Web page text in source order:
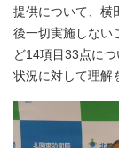
提供について、横
後一切実施しない
ど14項目33点に
状況に対して理解